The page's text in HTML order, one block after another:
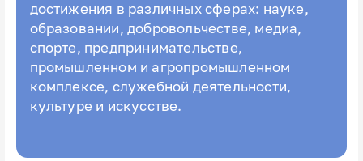
достижения в различных сферах: науке,
образовании, добровольчестве, медиа,
спорте, предпринимательстве,
промышленном и агропромышленном
комплексе, служебной деятельности,
культуре и искусстве.